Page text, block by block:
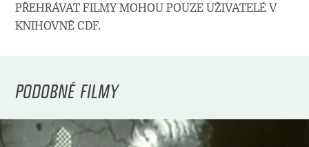
PŘEHRÁVAT FILMY MOHOU POUZE UŽIVATELÉ V
KNIHOVNĚ CDF.
PODOBNÉ FILMY